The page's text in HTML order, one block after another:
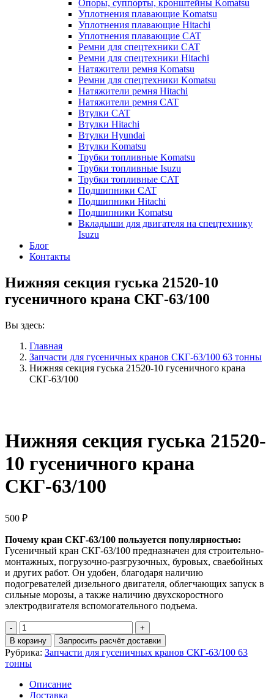
Опоры, суппорты, кронштейны Komatsu
Уплотнения плавающие Komatsu
Уплотнения плавающие Hitachi
Уплотнения плавающие CAT
Ремни для спецтехники CAT
Ремни для спецтехники Hitachi
Натяжители ремня Komatsu
Ремни для спецтехники Komatsu
Натяжители ремня Hitachi
Натяжители ремня CAT
Втулки CAT
Втулки Hitachi
Втулки Hyundai
Втулки Komatsu
Трубки топливные Komatsu
Трубки топливные Isuzu
Трубки топливные CAT
Подшипники CAT
Подшипники Hitachi
Подшипники Komatsu
Вкладыши для двигателя на спецтехнику
Isuzu
Блог
Контакты
Нижняя секция гуська 21520-10
гусеничного крана СКГ-63/100
Вы здесь:
Главная
Запчасти для гусеничных кранов СКГ-63/100 63 тонны
Нижняя секция гуська 21520-10 гусеничного крана
СКГ-63/100
Нижняя секция гуська 21520-
10 гусеничного крана
СКГ-63/100
500 ₽
Почему кран СКГ-63/100 пользуется популярностью:
Гусеничный кран СКГ-63/100 предназначен для строительно-
монтажных, погрузочно-разгрузочных, буровых, сваебойных
и других работ. Он удобен, благодаря наличию
подогревателей дизельного двигателя, облегчающих запуск в
сильные морозы, а также наличию двухскоростного
электродвигателя вспомогательного подъема.
Количество
Нижняя
секция
гуська
21520-
гусеничного
В корзину Запросить расчёт доставки
Рубрика: Запчасти для гусеничных кранов СКГ-63/100 63
тонны
Описание
Доставка